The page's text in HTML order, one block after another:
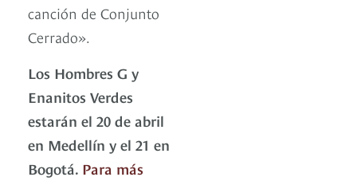
canción de Conjunto
Cerrado».
Los Hombres G y
Enanitos Verdes
estarán el 20 de abril
en Medellín y el 21 en
Bogotá. Para más